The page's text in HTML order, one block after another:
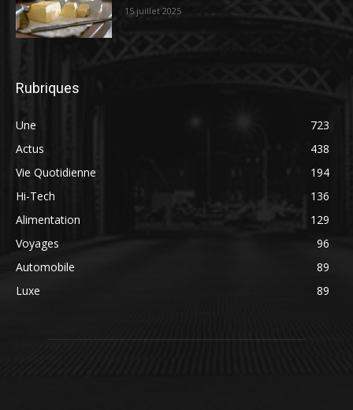
15 juillet 2025
Rubriques
Une
723
Actus
438
Vie Quotidienne
194
Hi-Tech
136
Alimentation
129
Voyages
96
Automobile
89
Luxe
89